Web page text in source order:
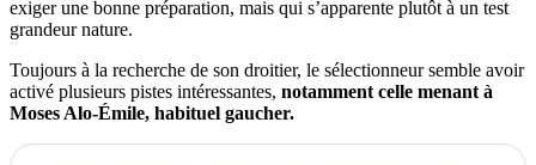
exiger une bonne préparation, mais qui s’apparente plutôt à un test
grandeur nature.
Toujours à la recherche de son droitier, le sélectionneur semble avoir
activé plusieurs pistes intéressantes, notamment celle menant à
Moses Alo-Émile, habituel gaucher.